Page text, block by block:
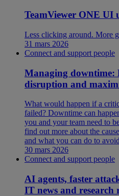
TeamViewer ONE UI
Less clicking around. More
31 mars 2026
Connect and support people
Managing downtime:
disruption and
What would happen if a
failed? Downtime can
you and your team need to
find out more about the
and what you can do to
30 mars 2026
Connect and support people
AI agents, faster
IT news and research